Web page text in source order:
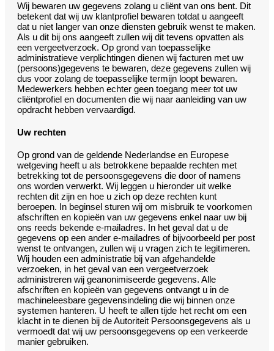
Wij bewaren uw gegevens zolang u cliënt van ons bent. Dit
betekent dat wij uw klantprofiel bewaren totdat u aangeeft
dat u niet langer van onze diensten gebruik wenst te maken.
Als u dit bij ons aangeeft zullen wij dit tevens opvatten als
een vergeetverzoek. Op grond van toepasselijke
administratieve verplichtingen dienen wij facturen met uw
(persoons)gegevens te bewaren, deze gegevens zullen wij
dus voor zolang de toepasselijke termijn loopt bewaren.
Medewerkers hebben echter geen toegang meer tot uw
cliëntprofiel en documenten die wij naar aanleiding van uw
opdracht hebben vervaardigd.
Uw rechten
Op grond van de geldende Nederlandse en Europese
wetgeving heeft u als betrokkene bepaalde rechten met
betrekking tot de persoonsgegevens die door of namens
ons worden verwerkt. Wij leggen u hieronder uit welke
rechten dit zijn en hoe u zich op deze rechten kunt
beroepen. In beginsel sturen wij om misbruik te voorkomen
afschriften en kopieën van uw gegevens enkel naar uw bij
ons reeds bekende e-mailadres. In het geval dat u de
gegevens op een ander e-mailadres of bijvoorbeeld per post
wenst te ontvangen, zullen wij u vragen zich te legitimeren.
Wij houden een administratie bij van afgehandelde
verzoeken, in het geval van een vergeetverzoek
administreren wij geanonimiseerde gegevens. Alle
afschriften en kopieën van gegevens ontvangt u in de
machineleesbare gegevensindeling die wij binnen onze
systemen hanteren. U heeft te allen tijde het recht om een
klacht in te dienen bij de Autoriteit Persoonsgegevens als u
vermoedt dat wij uw persoonsgegevens op een verkeerde
manier gebruiken.